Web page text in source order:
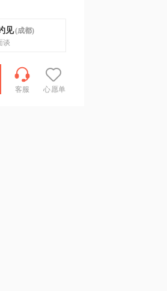
见(成都)
谈
客服 心愿单